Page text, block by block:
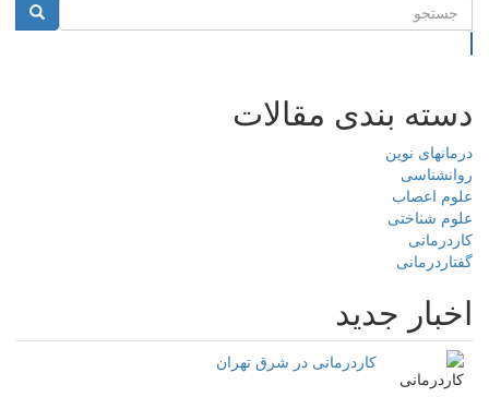
دسته بندی مقالات
درمانهای نوین
روانشناسی
علوم اعصاب
علوم شناختی
کاردرمانی
گفتاردرمانی
اخبار جدید
کاردرمانی در شرق تهران